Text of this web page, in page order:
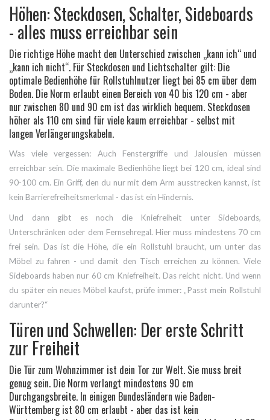
Höhen: Steckdosen, Schalter, Sideboards
- alles muss erreichbar sein
Die richtige Höhe macht den Unterschied zwischen „kann ich“ und
„kann ich nicht“. Für Steckdosen und Lichtschalter gilt: Die
optimale Bedienhöhe für Rollstuhlnutzer liegt bei 85 cm über dem
Boden. Die Norm erlaubt einen Bereich von 40 bis 120 cm - aber
nur zwischen 80 und 90 cm ist das wirklich bequem. Steckdosen
höher als 110 cm sind für viele kaum erreichbar - selbst mit
langen Verlängerungskabeln.
Was viele vergessen: Auch Fenstergriffe und Jalousien müssen
erreichbar sein. Die maximale Bedienhöhe liegt bei 120 cm, ideal sind
90-100 cm. Ein Griff, den du nur mit dem Arm ausstrecken kannst, ist
kein Barrierefreiheitsmerkmal - das ist ein Hindernis.
Und dann gibt es noch die Kniefreiheit unter Sideboards,
Unterschränken oder dem Fernsehregal. Hier muss mindestens 70 cm
frei sein. Das ist die Höhe, die ein Rollstuhl braucht, um unter das
Möbel zu fahren - und damit den Tisch erreichen zu können. Viele
Sideboards haben nur 60 cm Kniefreiheit. Das reicht nicht. Und wenn
du später ein neues Möbel kaufst, prüfe immer: „Passt mein Rollstuhl
darunter?“
Türen und Schwellen: Der erste Schritt
zur Freiheit
Die Tür zum Wohnzimmer ist dein Tor zur Welt. Sie muss breit
genug sein. Die Norm verlangt mindestens 90 cm
Durchgangsbreite. In einigen Bundesländern wie Baden-
Württemberg ist 80 cm erlaubt - aber das ist kein